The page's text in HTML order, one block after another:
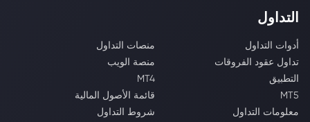
التداول
أدوات التداول
منصات التداول
تداول عقود الفروقات
منصة الويب
التطبيق
MT4
MT5
قائمة الأصول المالية
معلومات التداول
شروط التداول